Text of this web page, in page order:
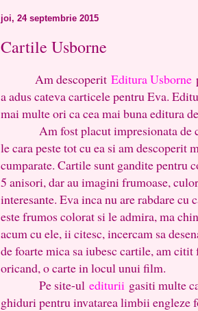
joi, 24 septembrie 2015
Cartile Usborne
Am descoperit Editura Usborne
a adus cateva carticele pentru Eva.
mai multe ori ca cea mai buna editura
Am fost placut impresionata de
le cara peste tot cu ea si am descoperit
cumparate. Cartile sunt gandite pentru
5 anisori, dar au imagini frumoase,
interesante. Eva inca nu are rabdare cu
este frumos colorat si le admira, ma
acum cu ele, ii citesc, incercam sa
de foarte mica sa iubesc cartile, am
oricand, o carte in locul unui film.
Pe site-ul editurii gasiti multe
ghiduri pentru invatarea limbii engleze